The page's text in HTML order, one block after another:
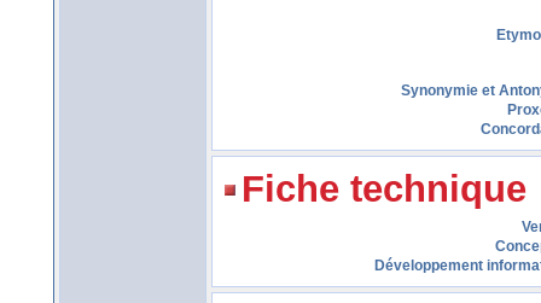
Synonymie et
Fiche technique
Développement